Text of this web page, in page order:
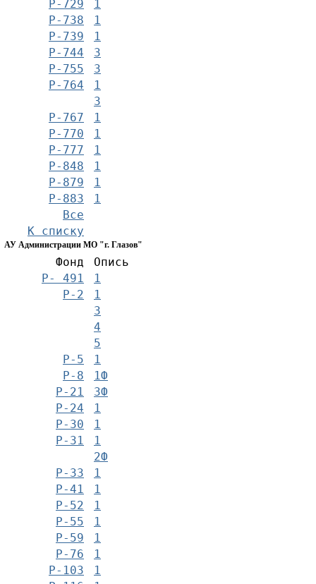
Р-729
1
Р-738
1
Р-739
1
Р-744
3
Р-755
3
Р-764
1
3
Р-767
1
Р-770
1
Р-777
1
Р-848
1
Р-879
1
Р-883
1
Все
К списку
АУ Администрации МО "г. Глазов"
Фонд
Опись
Р- 491
1
Р-2
1
3
4
5
Р-5
Р-8
1
Р-21
1Ф
3Ф
Р-24
1
Р-30
1
Р-31
1
2Ф
Р-33
1
Р-41
1
Р-52
1
Р-55
1
Р-59
1
Р-76
1
Р-103
1